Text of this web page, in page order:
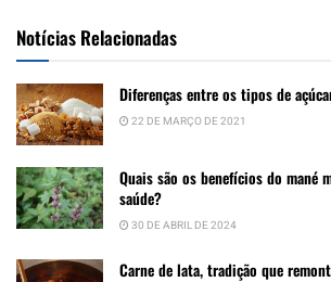
Notícias Relacionadas
Diferenças entre os tipos de
22 DE MARÇO DE 2021
Quais são os benefícios do mané
saúde?
30 DE ABRIL DE 2024
Carne de lata, tradição que